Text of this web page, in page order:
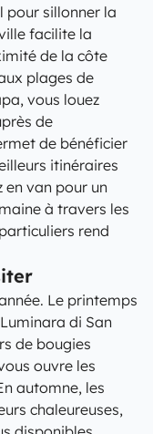
pour sillonner la
facilite la
de la côte
plages de
vous louez
de
de bénéficier
itinéraires
en van pour un
à travers les
rend
Le printemps
di San
de bougies
ouvre les
automne, les
chaleureuses,